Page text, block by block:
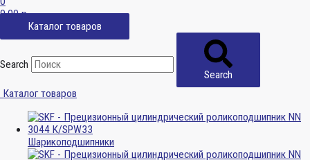
0,00р.
Каталог товаров
Search
Search
Каталог товаров
Шарикоподшипники